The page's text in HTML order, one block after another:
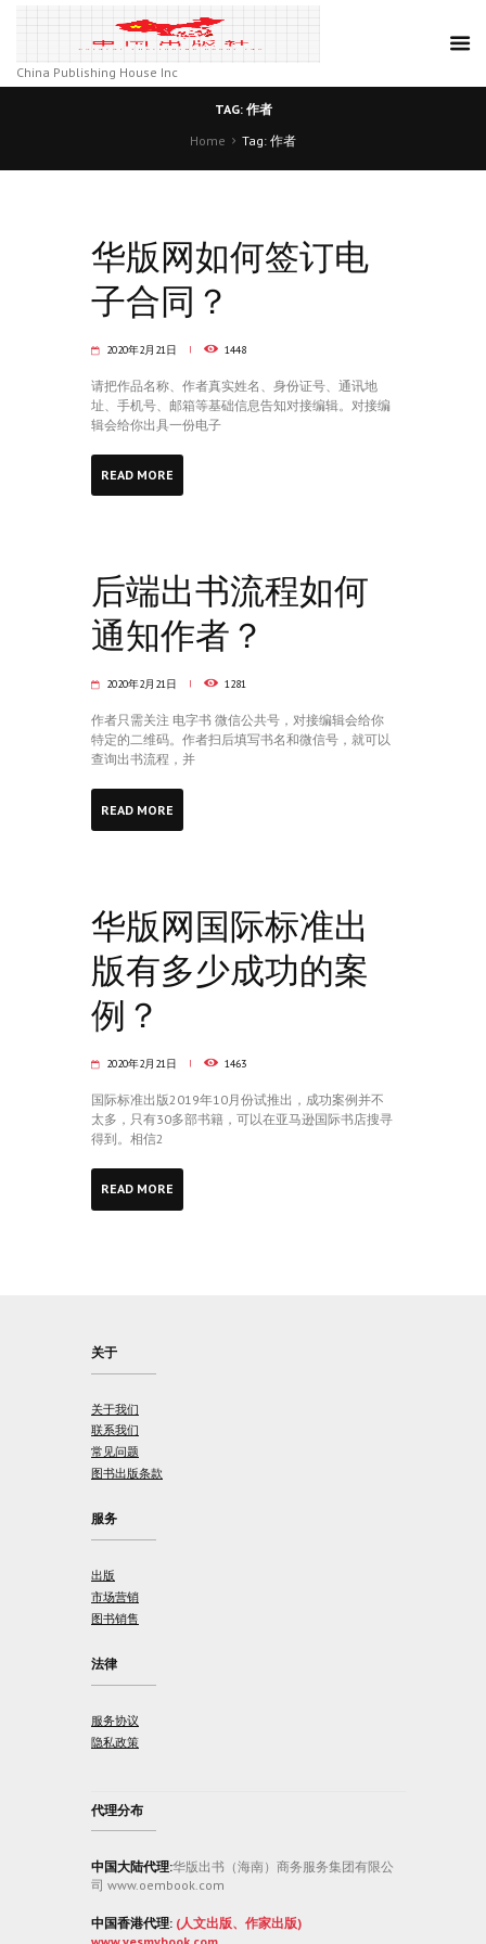
China Publishing House Inc
TAG: 作者
Home
Tag: 作者
华版网如何签订电
子合同？
2020年2月21日 1448
请把作品名称、作者真实姓名、身份证号、通讯地
址、手机号、邮箱等基础信息告知对接编辑。对接编
辑会给你出具一份电子
READ MORE
后端出书流程如何
通知作者？
2020年2月21日 1281
作者只需关注 电字书 微信公共号，对接编辑会给你
特定的二维码。作者扫后填写书名和微信号，就可以
查询出书流程，并
READ MORE
华版网国际标准出
版有多少成功的案
例？
2020年2月21日 1463
国际标准出版2019年10月份试推出，成功案例并不
太多，只有30多部书籍，可以在亚马逊国际书店搜寻
得到。相信2
READ MORE
关于
关于我们
联系我们
常见问题
图书出版条款
服务
出版
市场营销
图书销售
法律
服务协议
隐私政策
代理分布
中国大陆代理:华版出书（海南）商务服务集团有限公
司 www.oembook.com
中国香港代理: (人文出版、作家出版)